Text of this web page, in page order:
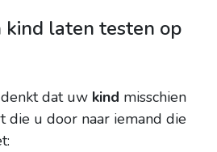
kind laten testen op
dat uw kind misschien
die u door naar iemand die